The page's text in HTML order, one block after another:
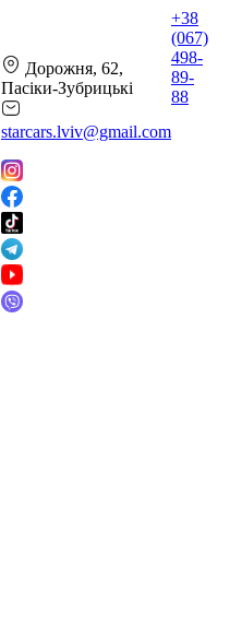
Дорожня, 62,
Пасіки-Зубрицькі
starcars.lviv@gmail.com
+38
(067)
498-
89-
88